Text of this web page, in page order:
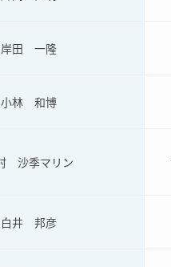
岸田 一隆
小林 和博
沙季マリン
白井 邦彦